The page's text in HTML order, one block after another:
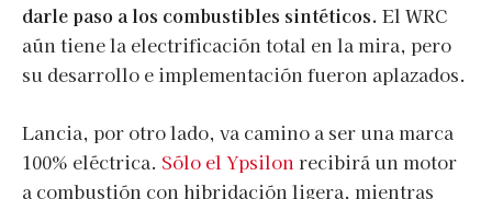
darle paso a los combustibles sintéticos. El WRC
aún tiene la electrificación total en la mira, pero
su desarrollo e implementación fueron aplazados.
Lancia, por otro lado, va camino a ser una marca
100% eléctrica. Sólo el Ypsilon recibirá un motor
a combustión con hibridación ligera, mientras